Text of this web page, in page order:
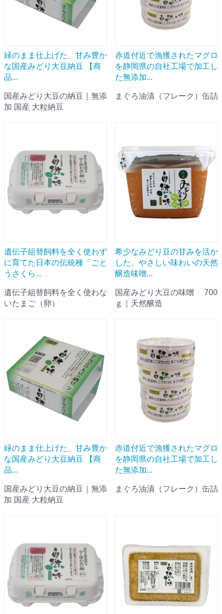
緑のまま仕上げた、甘み豊か
な国産みどり大豆納豆 【商
品...
国産みどり大豆の納豆｜無添
加 国産 大粒納豆
赤道付近で漁獲されたマグロ
を静岡県の自社工場で加工し
た無添加...
まぐろ油漬（フレーク）缶詰
遺伝子組替飼料を全く使わず
に育てた日本の伝統種「ごと
うさくら...
遺伝子組替飼料を全く使わな
いたまご（卵）
希少なみどり豆の甘みを活か
した、やさしい味わいの天然
醸造味噌...
国産みどり大豆の味噌 700
ｇ｜天然醸造
緑のまま仕上げた、甘み豊か
な国産みどり大豆納豆 【商
品...
国産みどり大豆の納豆｜無添
加 国産 大粒納豆
赤道付近で漁獲されたマグロ
を静岡県の自社工場で加工し
た無添加...
まぐろ油漬（フレーク）缶詰